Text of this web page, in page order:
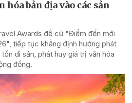
bản địa vào các sản
Awards đề cử "Điểm đến mới
tiếp tục khẳng định hướng phát
di sản, phát huy giá trị văn hóa
đồng.